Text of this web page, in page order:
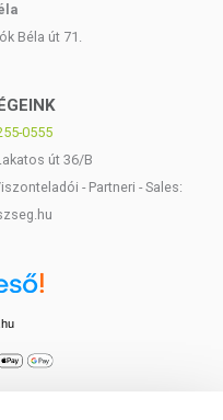
Béla út 71.
0555
út 36/B
- Partneri - Sales: